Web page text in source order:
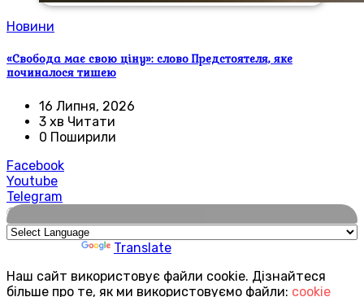
Новини
«Свобода має свою ціну»: слово Предстоятеля, яке
починалося тишею
16 Липня, 2026
3 хв Читати
0 Поширили
Facebook
Youtube
Telegram
🌍
Translate
Наш сайт використовує файли cookie. Дізнайтеся
більше про те, як ми використовуємо файли: cookie